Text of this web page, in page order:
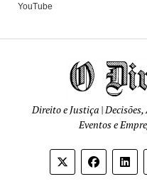
YouTube
Direito e Justiça |
Eventos e